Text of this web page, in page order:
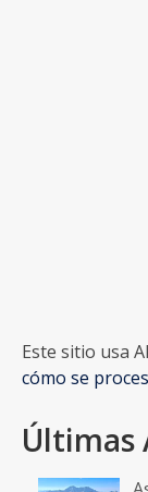
Este sitio usa
cómo se
Últimas